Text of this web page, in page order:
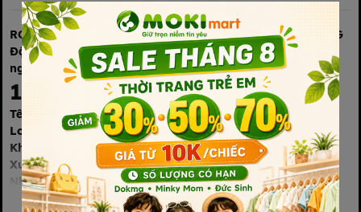
RONG BIỂN VỤN TẨM GIA VỊ BBQ – DOOWON FOOD | 40G
Đậm đà hương BBQ – Giòn thơm hấp dẫn – Tiện lợi mỗi
ngày
1. Thông tin chung
Tên sản phẩm:Rong biển vụn tẩm gia vị BBQ
Loại sản phẩm:Rong biển truyền thống
Khối lượng tịnh:40g/túi
Xuất xứ: Hàn Quốc
Nhà sản xuất:Doowon Food
Địa chỉ:656-73 Cheongja-ro, Chillyang-myeon, Gangjin-gun,